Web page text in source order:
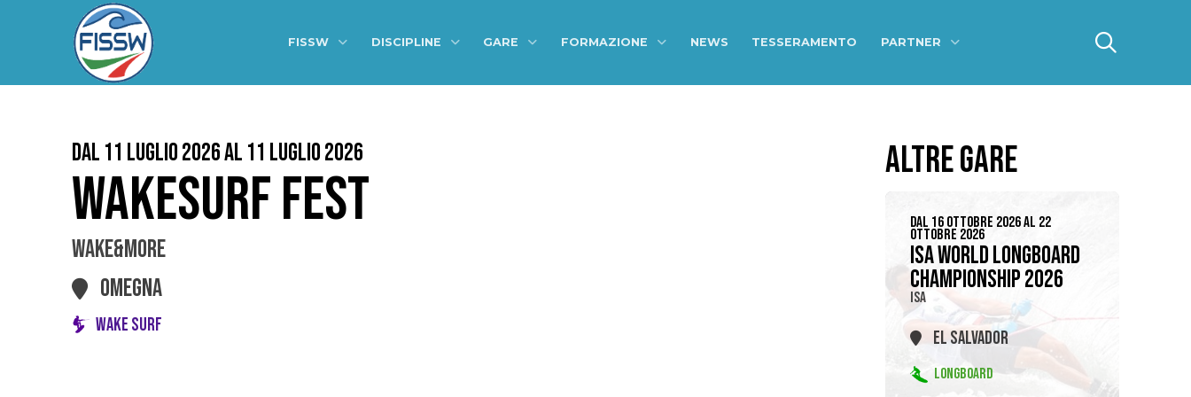
FISSW DISCIPLINE GARE FORMAZIONE NEWS TESSERAMENTO PARTNER
Dal 11 Luglio 2026 al 11 Luglio 2026
WAKESURF FEST
WAKE&MORE
OMEGNA
WAKE SURF
ALTRE GARE
DAL 16 OTTOBRE 2026 AL 22
OTTOBRE 2026
ISA WORLD LONGBOARD
CHAMPIONSHIP 2026
ISA
EL SALVADOR
LONGBOARD